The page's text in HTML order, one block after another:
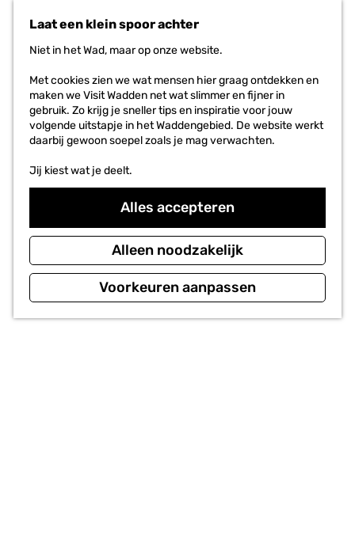
Laat een klein spoor achter
Niet in het Wad, maar op onze website.
Met cookies zien we wat mensen hier graag ontdekken en
maken we Visit Wadden net wat slimmer en fijner in
gebruik. Zo krijg je sneller tips en inspiratie voor jouw
volgende uitstapje in het Waddengebied. De website werkt
daarbij gewoon soepel zoals je mag verwachten.
Jij kiest wat je deelt.
Alles accepteren
Alleen noodzakelijk
Voorkeuren aanpassen
i
e
e
n